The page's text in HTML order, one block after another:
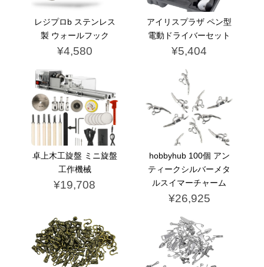
レジプロb ステンレス
製 ウォールフック
¥4,580
アイリスプラザ ペン型
電動ドライバーセット
¥5,404
卓上木工旋盤 ミニ旋盤
工作機械
¥19,708
hobbyhub 100個 アン
ティークシルバーメタ
ルスイマーチャーム
¥26,925